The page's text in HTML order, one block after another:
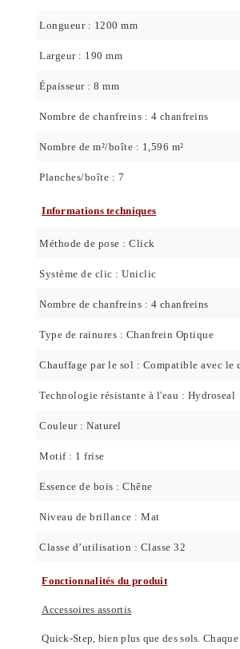
Longueur : 1200 mm
Largeur : 190 mm
Épaisseur : 8 mm
Nombre de chanfreins : 4 chanfreins
Nombre de m²/boîte : 1,596 m²
Planches/boîte : 7
Informations techniques
Méthode de pose : Click
Système de clic : Uniclic
Nombre de chanfreins : 4 chanfreins
Type de rainures : Chanfrein Optique
Chauffage par le sol : Compatible avec le
Technologie résistante à l'eau : Hydroseal
Couleur : Naturel
Motif : 1 frise
Essence de bois : Chêne
Niveau de brillance : Mat
Classe d’utilisation : Classe 32
Fonctionnalités du produit
Accessoires assortis
Quick-Step, bien plus que des sols.